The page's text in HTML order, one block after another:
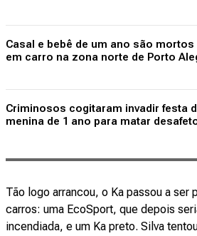
Casal e bebê de um ano são
em carro na zona norte de Porto
Criminosos cogitaram invadir festa
menina de 1 ano para matar
Tão logo arrancou, o Ka passou a ser
carros: uma EcoSport, que depois
incendiada, e um Ka preto. Silva